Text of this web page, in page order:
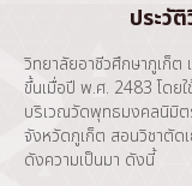
ประวั
วิทยาลัยอาชีวศึกษาภูเก็ต
ขึ้นเมื่อปี พ.ศ. 2483 โดย
บริเวณวัดพุทธมงคลนิมิต
จังหวัดภูเก็ต สอนวิชาตัด
ดังความเป็นมา ดังนี้